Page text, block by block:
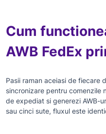
Cum
AWB FedEx
Pasii raman aceiasi de fiecare
sincronizare pentru comenzile
de expediat si generezi AWB-
sau cinci sute, fluxul este